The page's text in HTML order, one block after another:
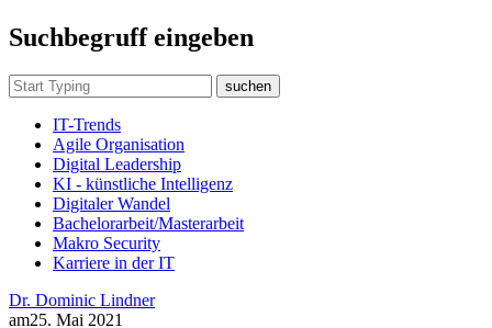
Suchbegruff eingeben
suchen
IT-Trends
Agile Organisation
Digital Leadership
KI - künstliche Intelligenz
Digitaler Wandel
Bachelorarbeit/Masterarbeit
Makro Security
Karriere in der IT
Dr. Dominic Lindner
am25. Mai 2021